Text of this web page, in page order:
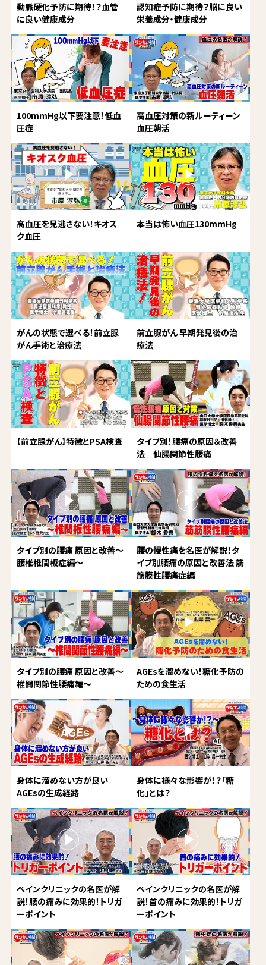
動脈硬化予防に期待！？血管
に良い健康成分
認知症予防に期待？脳に良い
栄養成分・健康成分
100mmHg以下要注意！低血
圧症
高血圧対策の新ルーティーン
血圧朝活
高血圧を見逃さない！キオス
ク血圧
本当は怖い血圧130mmHg
がんの状態で選べる！前立腺
がん手術と治療法
前立腺がん 早期発見後の治
療法
【前立腺がん】特徴とPSA検査
タイプ別！腰痛の原因＆改善
法 仙腸関節性腰痛
タイプ別の腰痛 原因と改善～
腰椎椎間板症編～
腰の慢性痛を名医が解説！タ
イプ別腰痛の原因と改善法 筋
筋膜性腰痛症編
タイプ別の腰痛 原因と改善～
椎間関節性腰痛編～
AGEsを溜めない！糖化予防の
ための食生活
身体に溜めない方が良い
AGEsの生成経路
身体に様々な影響が！？「糖
化」とは？
ペインクリニックの名医が解
説！腰の痛みに効果的！トリガ
ーポイント
ペインクリニックの名医が解
説！首の痛みに効果的！トリガ
ーポイント